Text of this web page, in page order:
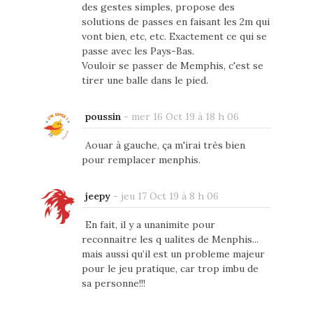
des gestes simples, propose des
solutions de passes en faisant les 2m qui
vont bien, etc, etc. Exactement ce qui se
passe avec les Pays-Bas.
Vouloir se passer de Memphis, c'est se
tirer une balle dans le pied.
poussin- mer 16 Oct 19 à 18 h 06
Aouar à gauche, ça m'irai très bien
pour remplacer menphis.
jeepy- jeu 17 Oct 19 à 8 h 06
En fait, il y a unanimite pour
reconnaitre les q ualites de Menphis...
mais aussi qu’il est un probleme majeur
pour le jeu pratique, car trop imbu de
sa personne!!!